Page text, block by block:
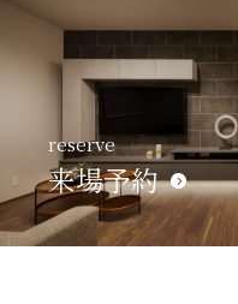
reserve
来場予約